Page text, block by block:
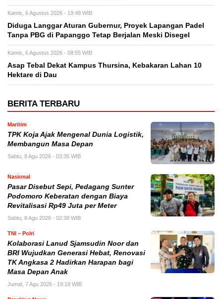
Kamis, 6 Agustus 2026 - 19:48 WIB
Diduga Langgar Aturan Gubernur, Proyek Lapangan Padel
Tanpa PBG di Papanggo Tetap Berjalan Meski Disegel
Kamis, 6 Agustus 2026 - 08:55 WIB
Asap Tebal Dekat Kampus Thursina, Kebakaran Lahan 10
Hektare di Dau
BERITA TERBARU
Maritim
TPK Koja Ajak Mengenal Dunia Logistik,
Membangun Masa Depan
Sabtu, 8 Agu 2026 - 03:35 WIB
Nasional
Pasar Disebut Sepi, Pedagang Sunter
Podomoro Keberatan dengan Biaya
Revitalisasi Rp49 Juta per Meter
Sabtu, 8 Agu 2026 - 02:38 WIB
TNI – Polri
Kolaborasi Lanud Sjamsudin Noor dan
BRI Wujudkan Generasi Hebat, Renovasi
TK Angkasa 2 Hadirkan Harapan bagi
Masa Depan Anak
Jumat, 7 Agu 2026 - 19:19 WIB